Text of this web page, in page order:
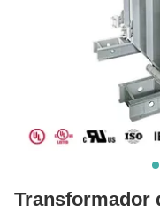
Transformador